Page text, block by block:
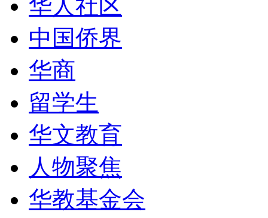
华人社区
中国侨界
华商
留学生
华文教育
人物聚焦
华教基金会